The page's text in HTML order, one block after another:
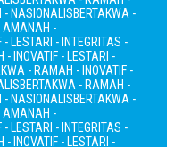
- NASIONALISBERTAKWA -
AMANAH -
LESTARI - INTEGRITAS -
- INOVATIF - LESTARI -
- RAMAH - INOVATIF -
BERTAKWA - RAMAH -
- NASIONALISBERTAKWA -
AMANAH -
LESTARI - INTEGRITAS -
- INOVATIF - LESTARI -